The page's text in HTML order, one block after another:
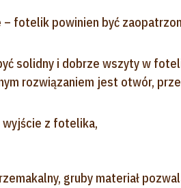
– fotelik powinien być
solidny i dobrze wszyty w
rozwiązaniem jest otwór,
wyjście z fotelika,
gruby materiał